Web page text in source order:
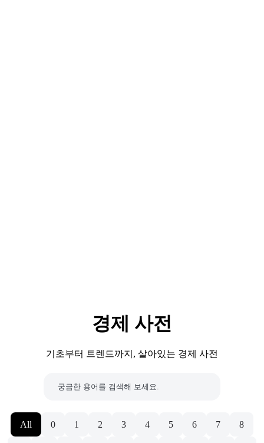
경제 사전
기초부터 트렌드까지, 살아있는 경제 사전
All 0 1 2 3 4 5 6 7 8